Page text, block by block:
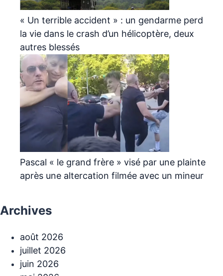
« Un terrible accident » : un gendarme perd
la vie dans le crash d’un hélicoptère, deux
autres blessés
Pascal « le grand frère » visé par une plainte
après une altercation filmée avec un mineur
Archives
août 2026
juillet 2026
juin 2026